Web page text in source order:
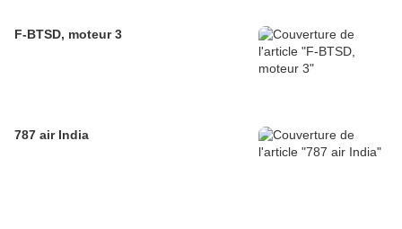
F-BTSD, moteur 3
787 air India